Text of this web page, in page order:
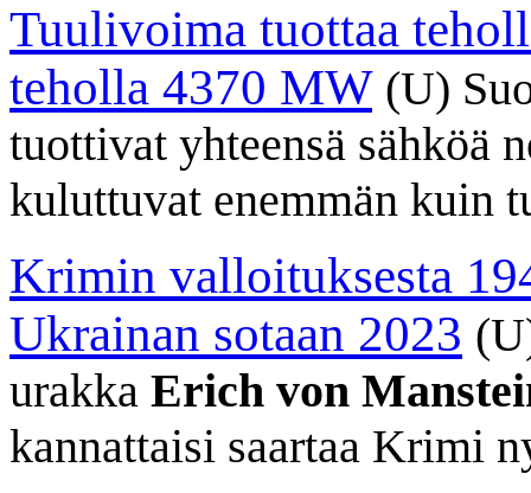
Tuulivoima tuottaa
teholla 4370 MW (U)
tuottivat yhteensä sähköä
kuluttuvat enemmän kuin
Krimin valloituksesta
Ukrainan sotaan 2023
urakka Erich von
kannattaisi saartaa Krimi